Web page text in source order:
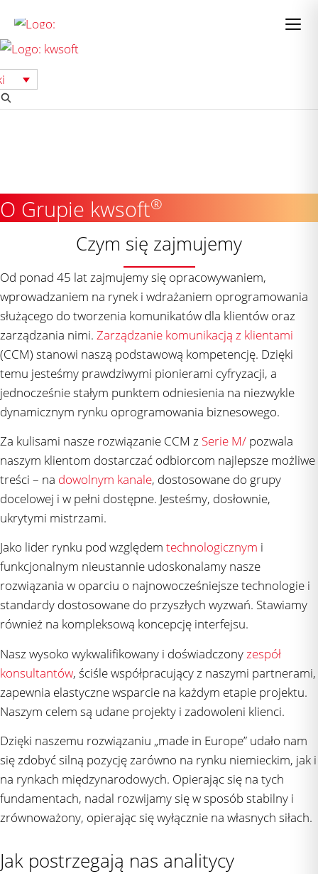
treści
O Grupie kwsoft®
Czym się zajmujemy
Od ponad 45 lat zajmujemy się opracowywaniem,
wprowadzaniem na rynek i wdrażaniem oprogramowania
służącego do tworzenia komunikatów dla klientów oraz
zarządzania nimi. Zarządzanie komunikacją z klientami
(CCM) stanowi naszą podstawową kompetencję. Dzięki
temu jesteśmy prawdziwymi pionierami cyfryzacji, a
jednocześnie stałym punktem odniesienia na niezwykle
dynamicznym rynku oprogramowania biznesowego.
Za kulisami nasze rozwiązanie CCM z Serie M/ pozwala
naszym klientom dostarczać odbiorcom najlepsze możliwe
treści – na dowolnym kanale, dostosowane do grupy
docelowej i w pełni dostępne. Jesteśmy, dosłownie,
ukrytymi mistrzami.
Jako lider rynku pod względem technologicznym i
funkcjonalnym nieustannie udoskonalamy nasze
rozwiązania w oparciu o najnowocześniejsze technologie i
standardy dostosowane do przyszłych wyzwań. Stawiamy
również na kompleksową koncepcję interfejsu.
Nasz wysoko wykwalifikowany i doświadczonyzespół
konsultantów, ściśle współpracujący z naszymi partnerami,
zapewnia elastyczne wsparcie na każdym etapie projektu.
Naszym celem są udane projekty i zadowoleni klienci.
Dzięki naszemu rozwiązaniu „made in Europe” udało nam
się zdobyć silną pozycję zarówno na rynku niemieckim, jak i
na rynkach międzynarodowych. Opierając się na tych
fundamentach, nadal rozwijamy się w sposób stabilny i
zrównoważony, opierając się wyłącznie na własnych siłach.
Jak postrzegają nas analitycy